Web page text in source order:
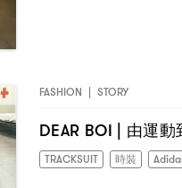
FASHION | STORY
DEAR BOI | 由運動
TRACKSUIT 時裝